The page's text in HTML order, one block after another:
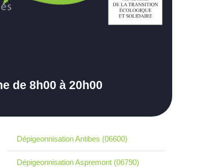
de 8h00 à 20h00
Dépigeonnisation Antibes (06600)
Dépigeonnisation Aspremont (06790)